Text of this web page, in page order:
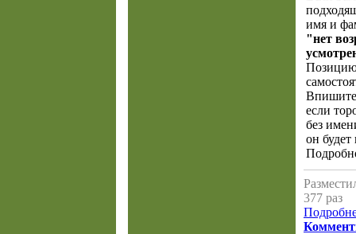
имя и
"нет
если
без
он
377 раз